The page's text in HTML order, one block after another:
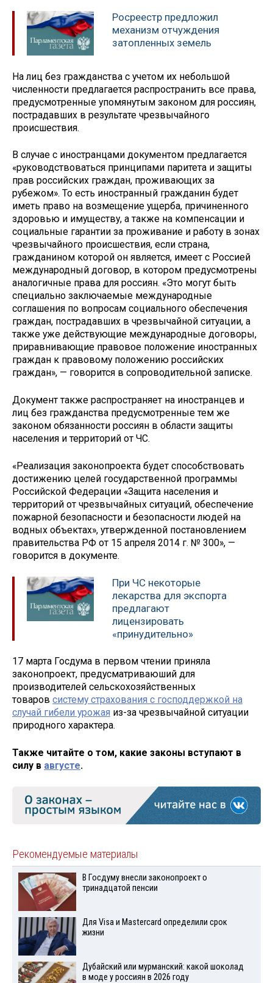
Росреестр предложил
механизм отчуждения
затопленных земель
На лиц без гражданства с учетом их небольшой
численности предлагается распространить все права,
предусмотренные упомянутым законом для россиян,
пострадавших в результате чрезвычайного
происшествия.
В случае с иностранцами документом предлагается
«руководствоваться принципами паритета и защиты
прав российских граждан, проживающих за
рубежом». То есть иностранный гражданин будет
иметь право на возмещение ущерба, причиненного
здоровью и имуществу, а также на компенсации и
социальные гарантии за проживание и работу в зонах
чрезвычайного происшествия, если страна,
гражданином которой он является, имеет с Россией
международный договор, в котором предусмотрены
аналогичные права для россиян. «Это могут быть
специально заключаемые международные
соглашения по вопросам социального обеспечения
граждан, пострадавших в чрезвычайной ситуации, а
также уже действующие международные договоры,
приравнивающие правовое положение иностранных
граждан к правовому положению российских
граждан», — говорится в сопроводительной записке.
Документ также распространяет на иностранцев и
лиц без гражданства предусмотренные тем же
законом обязанности россиян в области защиты
населения и территорий от ЧС.
«Реализация законопроекта будет способствовать
достижению целей государственной программы
Российской Федерации «Защита населения и
территорий от чрезвычайных ситуаций, обеспечение
пожарной безопасности и безопасности людей на
водных объектах», утвержденной постановлением
правительства РФ от 15 апреля 2014 г. № 300», —
говорится в документе.
При ЧС некоторые
лекарства для экспорта
предлагают
лицензировать
«принудительно»
17 марта Госдума в первом чтении приняла
законопроект, предусматриваюший для
производителей сельскохозяйственных
товаров систему страхования с господдержкой на
случай гибели урожая из-за чрезвычайной ситуации
природного характера.
Также читайте о том, какие законы вступают в
силу в августе.
Рекомендуемые материалы
В Госдуму внесли законопроект о
тринадцатой пенсии
Для Visа и Mastercard определили срок
жизни
Дубайский или мурманский: какой шоколад
в моде у россиян в 2026 году